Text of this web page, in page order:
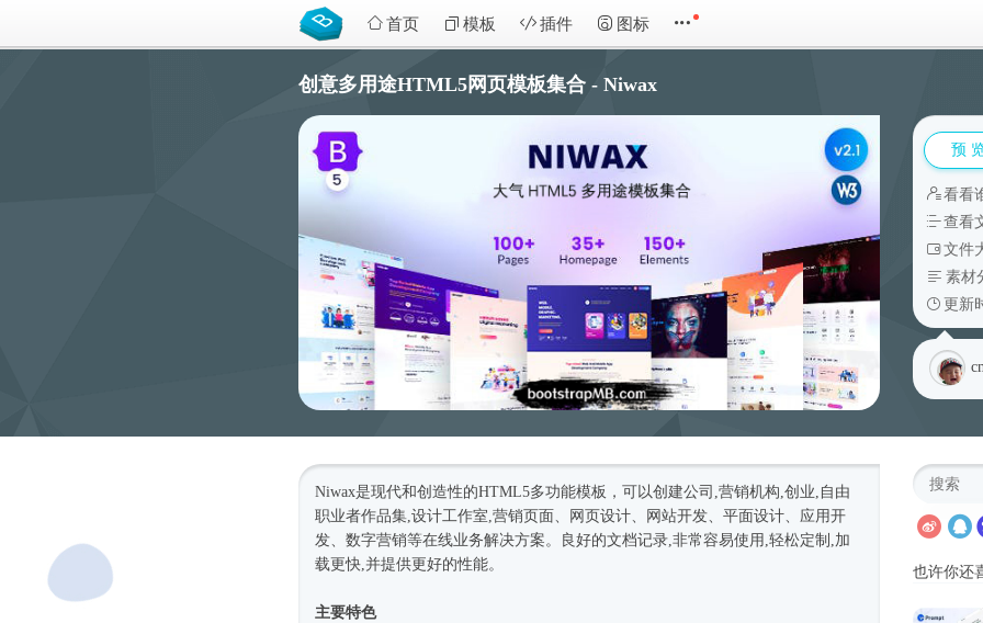
首页 模板 插件 图标
创意多用途HTML5网页模板集合 - Niwax
预
看看
查看
文件
素材
更新
Niwax是现代和创造性的HTML5多功能模板，可以创建公司,营销机构,创业,自由
职业者作品集,设计工作室,营销页面、网页设计、网站开发、平面设计、应用开
发、数字营销等在线业务解决方案。良好的文档记录,非常容易使用,轻松定制,加
载更快,并提供更好的性能。
主要特色
也许你还